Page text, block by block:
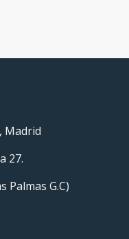
Madrid
27.
Palmas G.C)